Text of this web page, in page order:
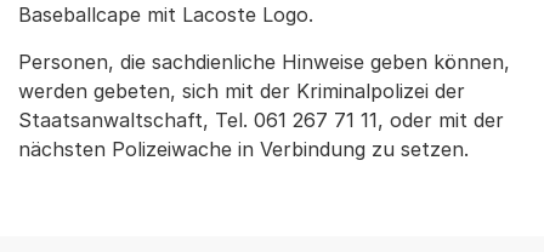
Baseballcape mit Lacoste Logo.
Personen, die sachdienliche Hinweise geben können,
werden gebeten, sich mit der Kriminalpolizei der
Staatsanwaltschaft, Tel. 061 267 71 11, oder mit der
nächsten Polizeiwache in Verbindung zu setzen.